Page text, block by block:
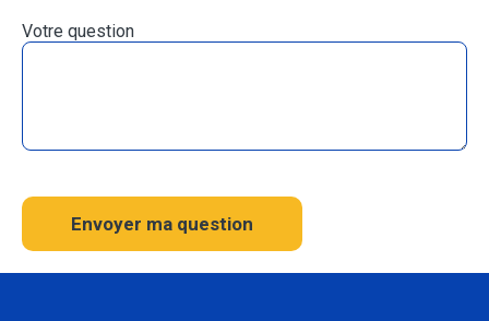
Votre question
Envoyer ma question